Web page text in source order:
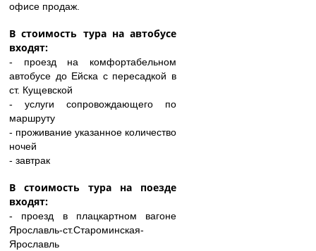
офисе продаж.
В стоимость тура на автобусе
входят:
- проезд на комфортабельном
автобусе до Ейска с пересадкой в
ст. Кущевской
- услуги сопровождающего по
маршруту
- проживание указанное количество
ночей
- завтрак
В стоимость тура на поезде
входят:
- проезд в плацкартном вагоне
Ярославль-ст.Староминская-
Ярославль